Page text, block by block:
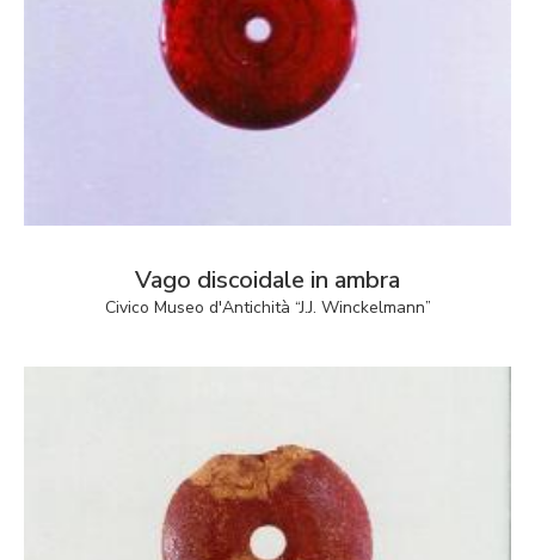
Vago discoidale in ambra
Civico Museo d'Antichità “J.J. Winckelmann”